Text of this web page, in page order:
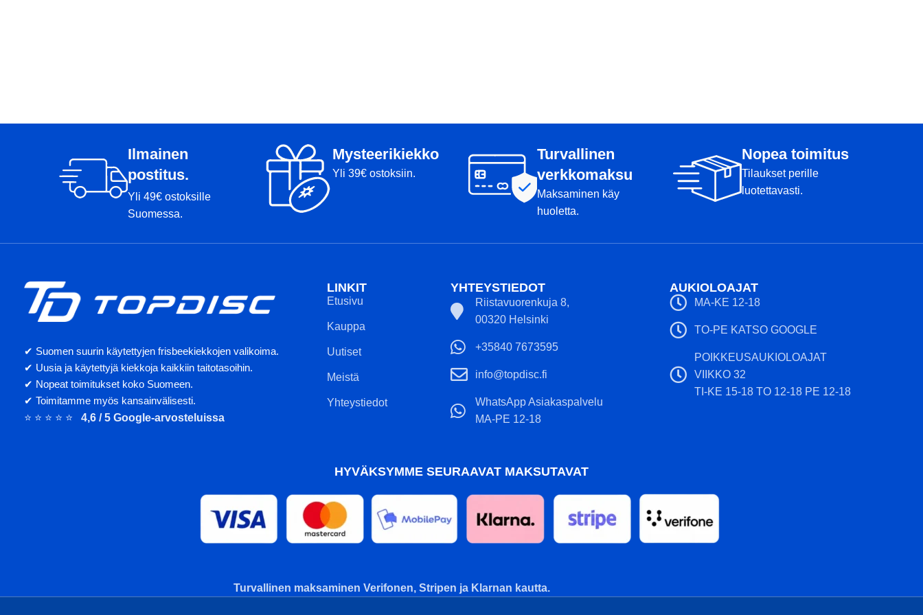
Ilmainen
postitus.
Yli 49€ ostoksille
Suomessa.
Mysteerikiekko
Yli 39€ ostoksiin.
Turvallinen
verkkomaksu
Maksaminen käy
huoletta.
Nopea toimitus
Tilaukset perille
luotettavasti.
✔ Suomen suurin käytettyjen frisbeekiekkojen valikoima.
✔ Uusia ja käytettyjä kiekkoja kaikkiin taitotasoihin.
✔ Nopeat toimitukset koko Suomeen.
✔ Toimitamme myös kansainvälisesti.
⭐ ⭐ ⭐ ⭐ ⭐ 4,6 / 5 Google-arvosteluissa
LINKIT
Etusivu
Kauppa
Uutiset
Meistä
Yhteystiedot
YHTEYSTIEDOT
Riistavuorenkuja 8,
00320 Helsinki
+35840 7673595
info@topdisc.fi
WhatsApp Asiakaspalvelu
MA-PE 12-18
AUKIOLOAJAT
MA-KE 12-18
TO-PE KATSO GOOGLE
POIKKEUSAUKIOLOAJAT
VIIKKO 32
TI-KE 15-18 TO 12-18 PE 12-18
HYVÄKSYMME SEURAAVAT MAKSUTAVAT
Turvallinen maksaminen Verifonen, Stripen ja Klarnan kautta.